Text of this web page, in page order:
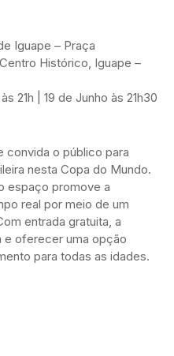
Iguape – Praça
Histórico, Iguape –
21h | 19 de Junho às 21h30
convida o público para
nesta Copa do Mundo.
espaço promove a
real por meio de um
entrada gratuita, a
e oferecer uma opção
para todas as idades.